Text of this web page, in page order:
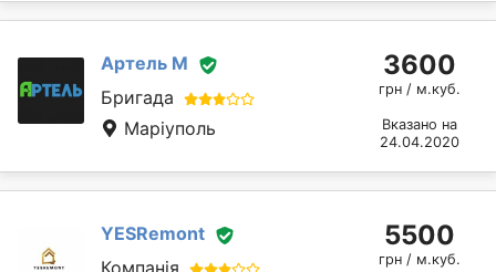
Артель М
Бригада
Маріуполь
3600
грн / м.куб.
Вказано на
24.04.2020
YESRemont
5500
грн / м.куб.